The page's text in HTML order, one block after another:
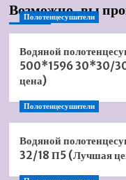
Возможно, вы
Полотенцесушители
Водяной
500*1596 30*30/
цена)
Полотенцесушители
Водяной
32/18 П5 (Лучшая